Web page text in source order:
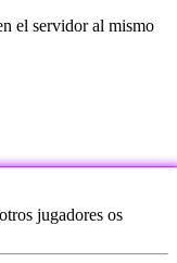
el servidor al mismo
jugadores os